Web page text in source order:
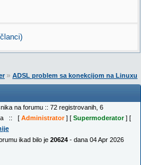
» ADSL problem sa konekcijom na Linuxu
na forumu :: 72 registrovanih, 6
:: [ Administrator] [ Supermoderator] [
ikad bilo je 20624 - dana 04 Apr 2026